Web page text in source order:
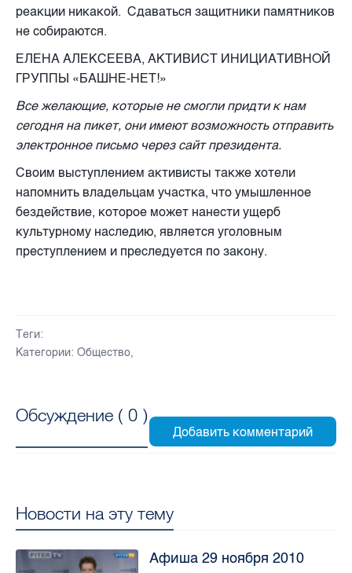
реакции никакой. Сдаваться защитники памятников
не собираются.
ЕЛЕНА АЛЕКСЕЕВА, АКТИВИСТ ИНИЦИАТИВНОЙ
ГРУППЫ «БАШНЕ-НЕТ!»
Все желающие, которые не смогли придти к нам
сегодня на пикет, они имеют возможность отправить
электронное письмо через сайт президента.
Своим выступлением активисты также хотели
напомнить владельцам участка, что умышленное
бездействие, которое может нанести ущерб
культурному наследию, является уголовным
преступлением и преследуется по закону.
Теги:
Категории: Общество,
Обсуждение ( 0 )
Новости на эту тему
Афиша 29 ноября 2010